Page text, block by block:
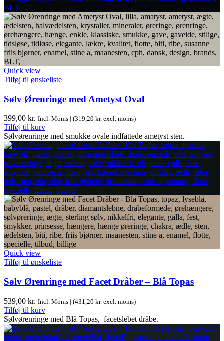
Quick view
Tilføj til ønskeliste
Sølv Ørenringe med Ametyst Oval
399,00 kr. Incl. Moms | (319,20 kr. excl. moms)
Tilføj til kurv
Sølvørenringe med smukke ovale indfattede ametyst sten.
Quick view
Tilføj til ønskeliste
Sølv Ørenringe med Facet Dråber – Blå Topas
539,00 kr. Incl. Moms | (431,20 kr. excl. moms)
Tilføj til kurv
Sølvørenringe med Blå Topas, facetslebet dråbe.